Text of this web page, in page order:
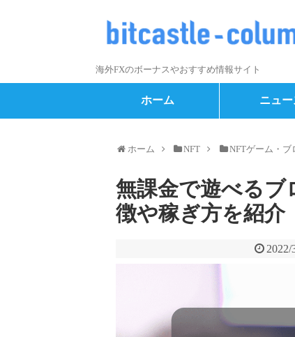
海外FXのボーナスやおすすめ情報サイト
ホーム ニュー
ホーム NFT NFTゲーム・ブ
無課金で遊べるブ
徴や稼ぎ方を紹介
2022/